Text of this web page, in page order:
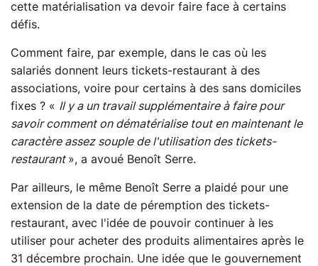
cette matérialisation va devoir faire face à certains
défis.
Comment faire, par exemple, dans le cas où les
salariés donnent leurs tickets-restaurant à des
associations, voire pour certains à des sans domiciles
fixes ? « Il y a un travail supplémentaire à faire pour
savoir comment on dématérialise tout en maintenant le
caractère assez souple de l'utilisation des tickets-
restaurant », a avoué Benoît Serre.
Par ailleurs, le même Benoît Serre a plaidé pour une
extension de la date de péremption des tickets-
restaurant, avec l'idée de pouvoir continuer à les
utiliser pour acheter des produits alimentaires après le
31 décembre prochain. Une idée que le gouvernement